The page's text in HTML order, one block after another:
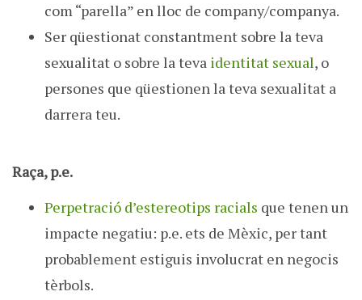
com “parella” en lloc de company/companya.
Ser qüestionat constantment sobre la teva
sexualitat o sobre la teva identitat sexual, o
persones que qüestionen la teva sexualitat a
darrera teu.
Raça, p.e.
Perpetració d’estereotips racials que tenen un
impacte negatiu: p.e. ets de Mèxic, per tant
probablement estiguis involucrat en negocis
tèrbols.